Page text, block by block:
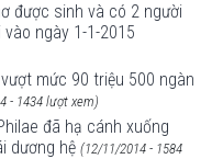
được sinh và có 2 người
ngày 1-1-2015
mức 90 triệu 500 ngàn
- 1434 lượt xem)
đã hạ cánh xuống
dương hệ (12/11/2014 - 1584